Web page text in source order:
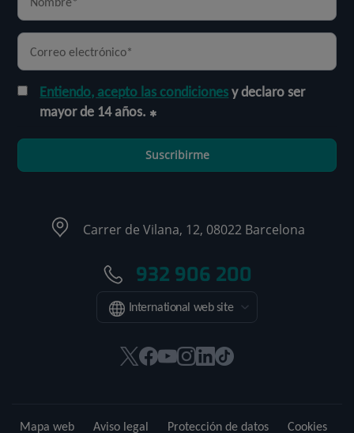
Entiendo, acepto las condicionesy declaro ser
mayor de 14 años.
Suscribirme
Carrer de Vilana, 12, 08022 Barcelona
932 906 200
International web site
EsteEsteEsteEsteEsteEnlace
Mapa web Aviso legal Protección de datos Cookies